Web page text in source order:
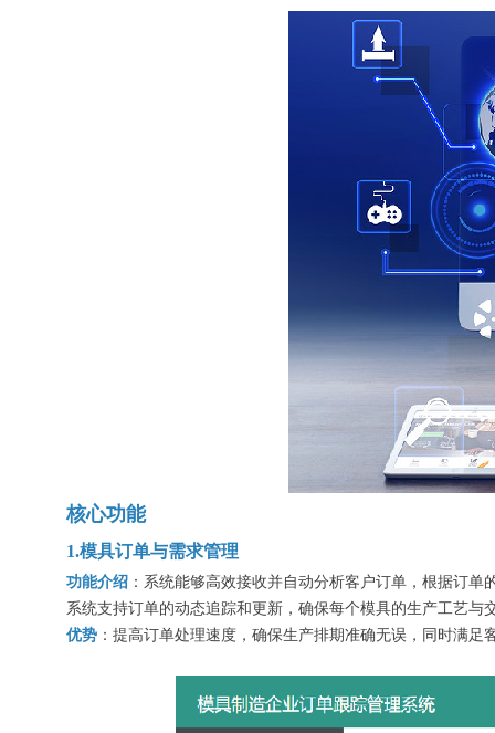
核心功能
1.模具订单与需求管理
功能介绍 ：系统能够高效接收并自动分析客户订单，根据订
系统支持订单的动态追踪和更新，确保每个模具的生产工艺与
优势 ：提高订单处理速度，确保生产排期准确无误，同时满足